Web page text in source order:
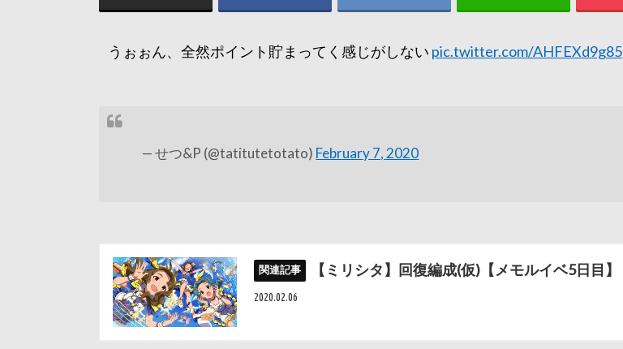
うぉぉん、全然ポイント貯まってく感じがしない pic.twitter.com/AHFEXd9g85
— せつ&P (@tatitutetotato) February 7, 2020
【ミリシタ】回復編成(仮)【メモルイベ5日目】
2020.02.06